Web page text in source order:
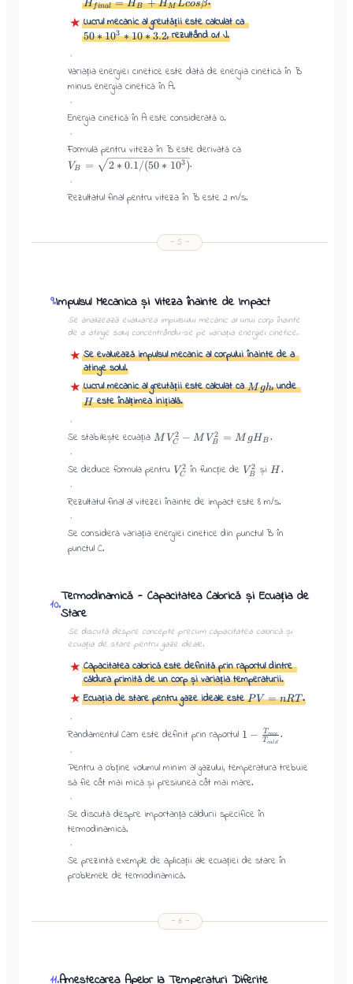
H final HB HM Lcosβ
★ Lucrul mecanic al greutății este calculat ca
50∗103 ∗10∗3.2, rezultând 0.1 J.
·
Variația energiei cinetice este dată de energia cinetică în B
minus energia cinetică în A.
·
Energia cinetică în A este considerată 0.
·
VB = 2 ∗ 0.1/(50 ∗ 103 ).
·
Rezultatul final pentru viteza în B este 2 m/s.
— 5 —
9.Impulsul Mecanica și Viteza înainte de Impact
Se analizează evaluarea impulsului mecanic al unui corp înainte
de a atinge solul, concentrându-se pe variația energiei cinetice.
★ Se evaluează impulsul mecanic al corpului înainte de a
atinge solul.
★ Lucrul mecanic al greutății este calculat caMgh , unde
Heste înălțimea inițială.
·
Se stabilește ecuația M VC
2 − M VB
2 = M gHB .
·
Se deduce formula pentru VC
2 în funcție de VB
2 șiH .
·
Rezultatul final al vitezei înainte de impact este 8 m/s.
·
Se consideră variația energiei cinetice din punctul B în
punctul C.
10.Termodinamică - Capacitatea Calorică și Ecuația de
Stare
Se discută despre concepte precum capacitatea calorică și
ecuația de stare pentru gaze ideale.
★ Capacitatea calorică este definită prin raportul dintre
căldura primită de un corp și variația temperaturii.
★ Ecuația de stare pentru gaze ideale estePV = nRT.
·
Randamentul Carn este definit prin raportul 1 − Tcald
Trece .
·
Pentru a obține volumul minim al gazului, temperatura trebuie
să fie cât mai mică și presiunea cât mai mare.
·
Se discută despre importanța căldurii specifice în
termodinamică.
·
Se prezintă exemple de aplicații ale ecuației de stare în
problemele de termodinamică.
— 6—
11.Amestecarea Apelor la Temperaturi Diferite